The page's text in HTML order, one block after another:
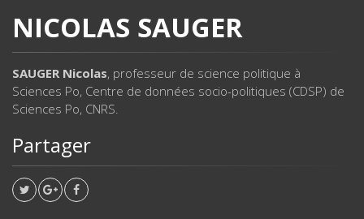
NICOLAS SAUGER
SAUGER Nicolas, professeur de science politique à
Sciences Po, Centre de données socio-politiques (CDSP) de
Sciences Po, CNRS.
Partager